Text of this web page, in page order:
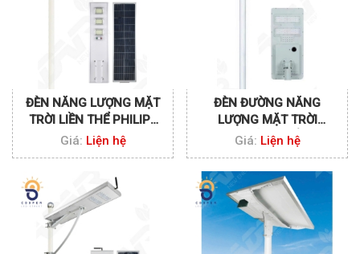
ĐÈN NĂNG LƯỢNG MẶT
TRỜI LIỀN THỂ PHILIPS
150W
Giá: Liện hệ
ĐÈN ĐƯỜNG NĂNG
LƯỢNG MẶT TRỜI
PHILIPS LIỀN THỂ 100W
Giá: Liện hệ